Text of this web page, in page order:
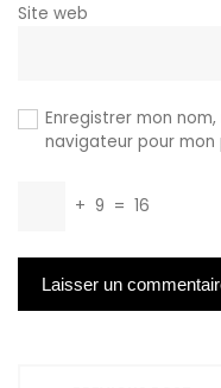
Site web
Enregistrer mon
navigateur pour
+ 9 = 16